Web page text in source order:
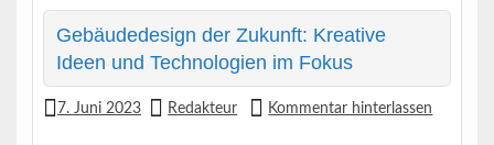
Gebäudedesign der Zukunft: Kreative
Ideen und Technologien im Fokus
7. Juni 2023 Redakteur Kommentar hinterlassen